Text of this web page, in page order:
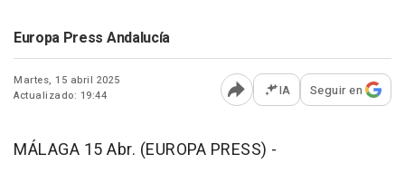
Europa Press Andalucía
Martes, 15 abril 2025
Actualizado: 19:44
Abrir opciones para
IA Seguir en
MÁLAGA 15 Abr. (EUROPA PRESS) -